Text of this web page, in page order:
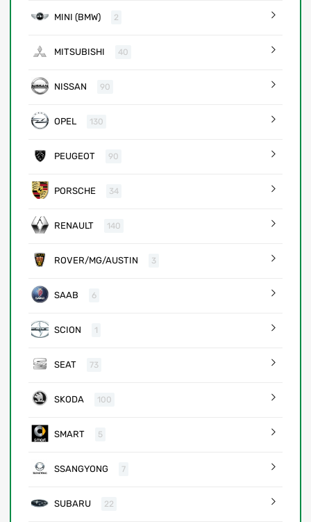
MINI (BMW) 2
MITSUBISHI 40
NISSAN 90
OPEL 130
PEUGEOT 90
PORSCHE 34
RENAULT 140
ROVER/MG/AUSTIN 3
SAAB 6
SCION 1
SEAT 73
SKODA 100
SMART 5
SSANGYONG 7
SUBARU 22